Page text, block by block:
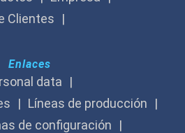
Clientes
Enlaces
data
Líneas de producción
de configuración